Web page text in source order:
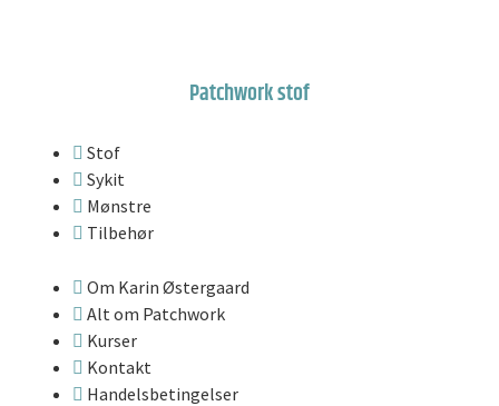
Patchwork stof
Stof
Sykit
Mønstre
Tilbehør
Om Karin Østergaard
Alt om Patchwork
Kurser
Kontakt
Handelsbetingelser